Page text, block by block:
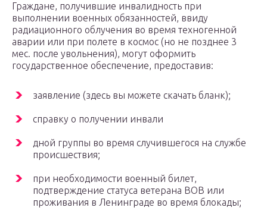
Граждане, получившие инвалидность при
выполнении военных обязанностей, ввиду
радиационного облучения во время техногенной
аварии или при полете в космос (но не позднее 3
мес. после увольнения), могут оформить
государственное обеспечение, предоставив:
заявление (здесь вы можете скачать бланк);
справку о получении инвали
дной группы во время случившегося на службе
происшествия;
при необходимости военный билет,
подтверждение статуса ветерана ВОВ или
проживания в Ленинграде во время блокады;